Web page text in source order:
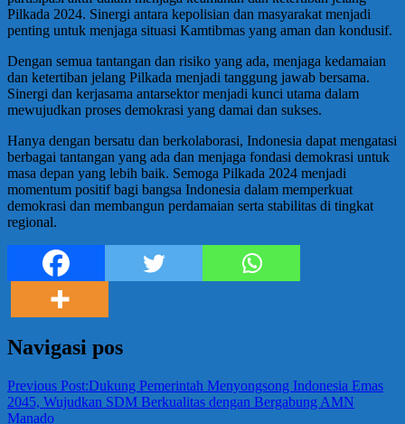
Pilkada 2024. Sinergi antara kepolisian dan masyarakat menjadi
penting untuk menjaga situasi Kamtibmas yang aman dan kondusif.
Dengan semua tantangan dan risiko yang ada, menjaga kedamaian
dan ketertiban jelang Pilkada menjadi tanggung jawab bersama.
Sinergi dan kerjasama antarsektor menjadi kunci utama dalam
mewujudkan proses demokrasi yang damai dan sukses.
Hanya dengan bersatu dan berkolaborasi, Indonesia dapat mengatasi
berbagai tantangan yang ada dan menjaga fondasi demokrasi untuk
masa depan yang lebih baik. Semoga Pilkada 2024 menjadi
momentum positif bagi bangsa Indonesia dalam memperkuat
demokrasi dan membangun perdamaian serta stabilitas di tingkat
regional.
Navigasi pos
Previous Post:Dukung Pemerintah Menyongsong Indonesia Emas
2045, Wujudkan SDM Berkualitas dengan Bergabung AMN
Manado